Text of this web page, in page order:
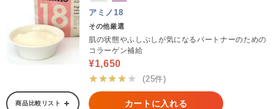
アミノ18
その他厳選
肌の状態やふしぶしが気になるパートナーのための
コラーゲン補給
¥1,650
★★★★★
(25件)
商品比較リスト カートに入れる